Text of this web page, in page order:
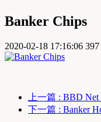
Banker Chips
2020-02-18 17:16:06 397
上一篇 : BBD Net
下一篇 : Banker